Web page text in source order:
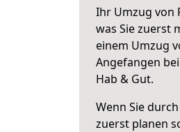
Ihr Umzug von
was Sie zuerst
einem Umzug
Angefangen
Hab & Gut.
Wenn Sie
zuerst planen